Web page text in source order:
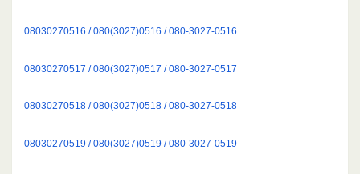
08030270516 / 080(3027)0516 / 080-3027-0516
08030270517 / 080(3027)0517 / 080-3027-0517
08030270518 / 080(3027)0518 / 080-3027-0518
08030270519 / 080(3027)0519 / 080-3027-0519